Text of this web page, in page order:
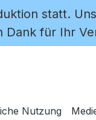
statt.
Dank für Ihr
Nutzung